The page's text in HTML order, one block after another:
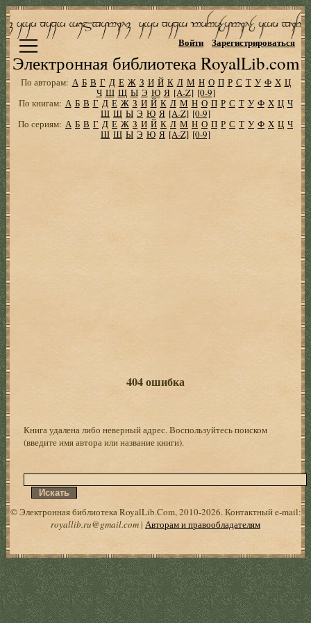
Электронная библиотека RoyalLib.com
Войти Зарегистрироваться
По авторам: А Б В Г Д Е Ж З И Й К Л М Н О П Р С Т У Ф Х Ц
Ч Ш Щ Ы Э Ю Я [A-Z] [0-9]
По книгам: А Б В Г Д Е Ж З И Й К Л М Н О П Р С Т У Ф Х Ц Ч
Ш Щ Ы Э Ю Я [A-Z] [0-9]
По сериям: А Б В Г Д Е Ж З И Й К Л М Н О П Р С Т У Ф Х Ц Ч
Ш Щ Ы Э Ю Я [A-Z] [0-9]
404 ошибка
Книга удалена либо неверный адрес. Воспользуйтесь поиском
(введите имя автора или название книги).
© Электронная библиотека RoyalLib.Com, 2010-2026. Контактный e-mail:
royallib.ru@gmail.com| Авторам и правообладателям